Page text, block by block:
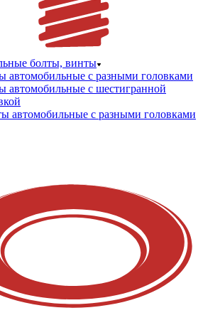
болты, винты
автомобильные с разными головками
автомобильные с шестигранной
автомобильные с разными головками